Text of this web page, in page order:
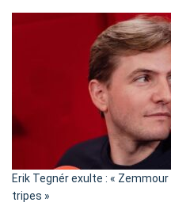
Erik Tegnér exulte : «
tripes »